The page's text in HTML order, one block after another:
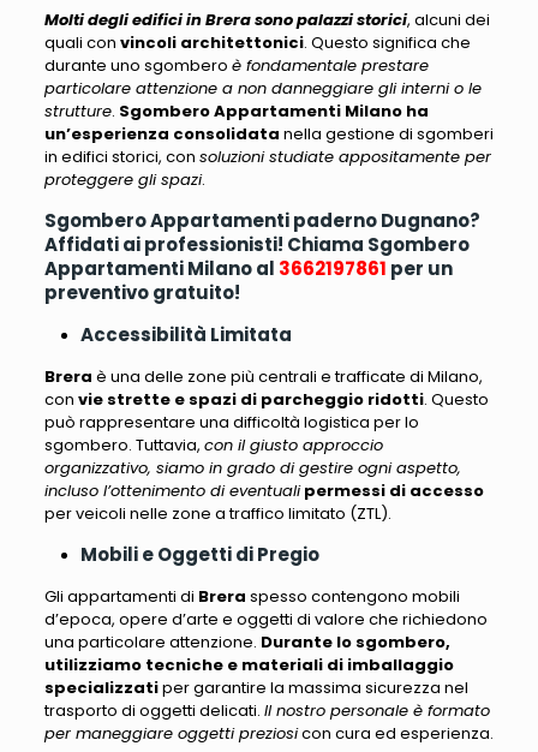
Molti degli edifici in Brera sono palazzi storici, alcuni dei
quali con vincoli architettonici. Questo significa che
durante uno sgombero è fondamentale prestare
particolare attenzione a non danneggiare gli interni o le
strutture. Sgombero Appartamenti Milano ha
un’esperienza consolidata nella gestione di sgomberi
in edifici storici, con soluzioni studiate appositamente per
proteggere gli spazi.
Sgombero Appartamenti paderno Dugnano?
Affidati ai professionisti! Chiama Sgombero
Appartamenti Milano al 3662197861 per un
preventivo gratuito!
Accessibilità Limitata
Brera è una delle zone più centrali e trafficate di Milano,
con vie strette e spazi di parcheggio ridotti. Questo
può rappresentare una difficoltà logistica per lo
sgombero. Tuttavia, con il giusto approccio
organizzativo, siamo in grado di gestire ogni aspetto,
incluso l’ottenimento di eventuali permessi di accesso
per veicoli nelle zone a traffico limitato (ZTL).
Mobili e Oggetti di Pregio
Gli appartamenti di Brera spesso contengono mobili
d’epoca, opere d’arte e oggetti di valore che richiedono
una particolare attenzione. Durante lo sgombero,
utilizziamo tecniche e materiali di imballaggio
specializzatiper garantire la massima sicurezza nel
trasporto di oggetti delicati. Il nostro personale è formato
per maneggiare oggetti preziosicon cura ed esperienza.